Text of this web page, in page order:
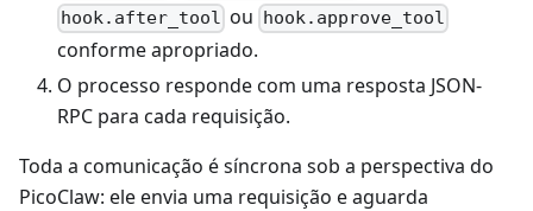
hook.after_tool ou hook.approve_tool
conforme apropriado.
O processo responde com uma resposta JSON-
RPC para cada requisição.
Toda a comunicação é síncrona sob a perspectiva do
PicoClaw: ele envia uma requisição e aguarda